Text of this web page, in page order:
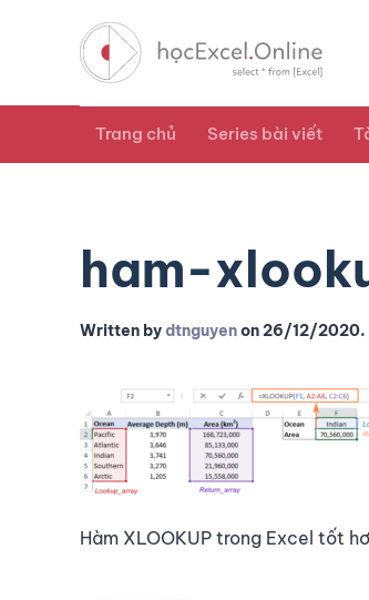
Trang chủ Series bài viết
ham-
Written bydtnguyenon26/12/2020.
Hàm XLOOKUP trong Excel tốt